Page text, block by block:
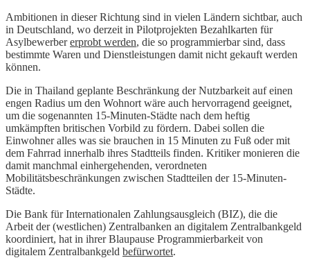
Ambitionen in dieser Richtung sind in vielen Ländern sichtbar, auch
in Deutschland, wo derzeit in Pilotprojekten Bezahlkarten für
Asylbewerbererprobt werden, die so programmierbar sind, dass
bestimmte Waren und Dienstleistungen damit nicht gekauft werden
können.
Die in Thailand geplante Beschränkung der Nutzbarkeit auf einen
engen Radius um den Wohnort wäre auch hervorragend geeignet,
um die sogenannten 15-Minuten-Städte nach dem heftig
umkämpften britischen Vorbild zu fördern. Dabei sollen die
Einwohner alles was sie brauchen in 15 Minuten zu Fuß oder mit
dem Fahrrad innerhalb ihres Stadtteils finden. Kritiker monieren die
damit manchmal einhergehenden, verordneten
Mobilitätsbeschränkungen zwischen Stadtteilen der 15-Minuten-
Städte.
Die Bank für Internationalen Zahlungsausgleich (BIZ), die die
Arbeit der (westlichen) Zentralbanken an digitalem Zentralbankgeld
koordiniert, hat in ihrer Blaupause Programmierbarkeit von
digitalem Zentralbankgeld befürwortet.